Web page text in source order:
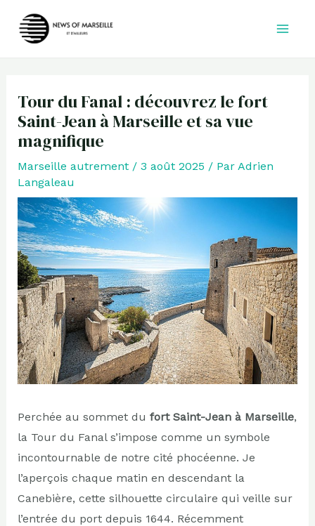
Tour du Fanal : découvrez le fort
Saint-Jean à Marseille et sa vue
magnifique
Marseille autrement/ 3 août 2025 / Par Adrien
Langaleau
Perchée au sommet du fort Saint-Jean à Marseille,
la Tour du Fanal s’impose comme un symbole
incontournable de notre cité phocéenne. Je
l’aperçois chaque matin en descendant la
Canebière, cette silhouette circulaire qui veille sur
l’entrée du port depuis 1644. Récemment